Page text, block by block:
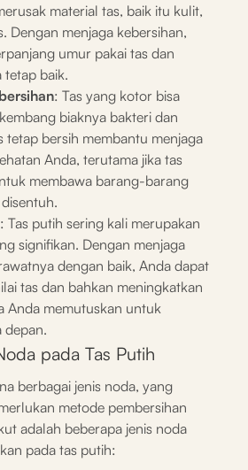
material tas, baik itu kulit,
Dengan menjaga kebersihan,
umur pakai tas dan
tetap baik.
: Tas yang kotor bisa
biaknya bakteri dan
tetap bersih membantu menjaga
Anda, terutama jika tas
membawa barang-barang
: Tas putih sering kali merupakan
signifikan. Dengan menjaga
dengan baik, Anda dapat
tas dan bahkan meningkatkan
Anda memutuskan untuk
depan.
pada Tas Putih
berbagai jenis noda, yang
metode pembersihan
adalah beberapa jenis noda
pada tas putih: